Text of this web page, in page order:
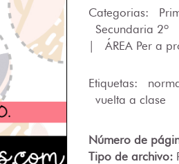
Categorias:
Secundaria 2º
ÁREA Per a
Etiquetas:
vuelta a clase
Número de
Tipo de archivo: